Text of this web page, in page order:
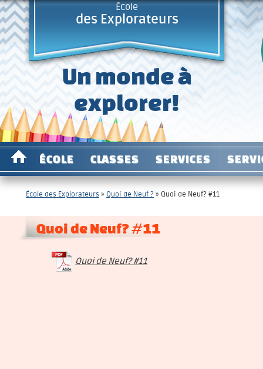
École
des Explorateurs
Un monde à
explorer!
ÉCOLE CLASSES SERVICES
École des Explorateurs » Quoi de Neuf ? » Quoi de Neuf? #11
Quoi de Neuf? #11
Quoi de Neuf? #11